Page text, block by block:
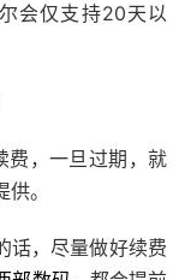
会仅支持20天以
费，一旦过期，就
。
话，尽量做好续费